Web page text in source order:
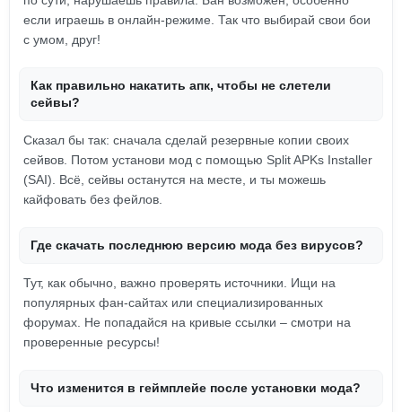
если играешь в онлайн-режиме. Так что выбирай свои бои
с умом, друг!
Как правильно накатить апк, чтобы не слетели
сейвы?
Сказал бы так: сначала сделай резервные копии своих
сейвов. Потом установи мод с помощью Split APKs Installer
(SAI). Всё, сейвы останутся на месте, и ты можешь
кайфовать без фейлов.
Где скачать последнюю версию мода без вирусов?
Тут, как обычно, важно проверять источники. Ищи на
популярных фан-сайтах или специализированных
форумах. Не попадайся на кривые ссылки – смотри на
проверенные ресурсы!
Что изменится в геймплейе после установки мода?